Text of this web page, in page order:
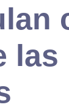
las